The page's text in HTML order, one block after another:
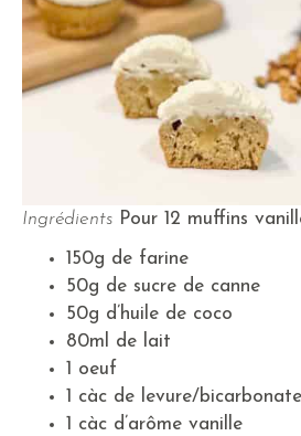
Ingrédients Pour 12 muffins
150g de farine
50g de sucre de canne
50g d’huile de coco
80ml de lait
1 oeuf
1 càc de levure/bicarbonate
1 càc d’arôme vanille